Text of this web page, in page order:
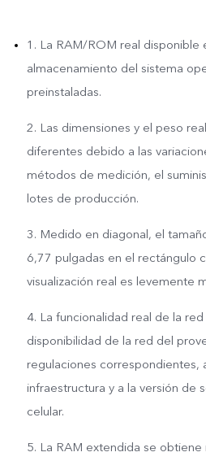
1. La RAM/ROM real disponible
almacenamiento del sistema
preinstaladas.
2. Las dimensiones y el peso
diferentes debido a las
métodos de medición, el
lotes de producción.
3. Medido en diagonal, el
6,77 pulgadas en el rectángulo
visualización real es levemente
4. La funcionalidad real de la
disponibilidad de la red del
regulaciones correspondientes,
infraestructura y a la versión de
celular.
5. La RAM extendida se